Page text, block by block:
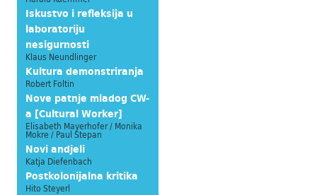
Iskustvo i refleksija u
laboratoriju
nesigurnosti
Klaus Neundlinger
Kultura demonstriranja
Robert Foltin
Nove patnje mladog CW-
a [Cultural Worker]
Elisabeth Mayerhofer / Monika
Mokre / Paul Stepan
Novi andjeli
Katja Diefenbach
Postkolonijalna kritika
Hito Steyerl